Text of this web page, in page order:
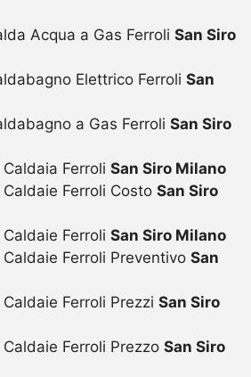
Acqua a Gas Ferroli San Siro
Elettrico Ferroli San
a Gas Ferroli San Siro
Ferroli San Siro Milano
Ferroli Costo San Siro
Ferroli San Siro Milano
Ferroli Preventivo San
Ferroli Prezzi San Siro
Ferroli Prezzo San Siro